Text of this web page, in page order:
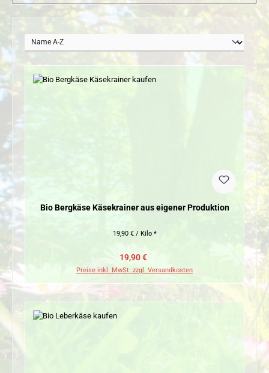
Bio Bergkäse Käsekrainer aus eigener Produktion
19,90 € / Kilo *
Verkaufspreis:
19,90 €
Preise inkl. MwSt. zzgl. Versandkosten